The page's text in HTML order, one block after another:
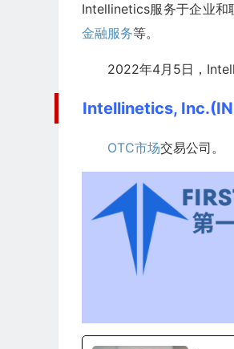
Intellinetics服务于企业和
金融服务等。
2022年4月5日，
Intellinetics,
OTC市场交易公司。